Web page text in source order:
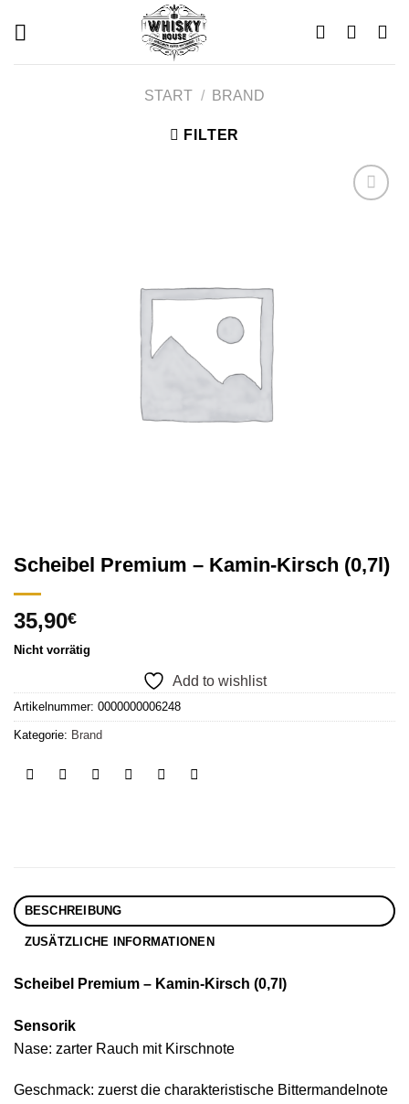
START / BRAND
FILTER
Scheibel Premium – Kamin-Kirsch (0,7l)
35,90€
Nicht vorrätig
Add to wishlist
Artikelnummer: 0000000006248
Kategorie: Brand
BESCHREIBUNG
ZUSÄTZLICHE INFORMATIONEN
Scheibel Premium – Kamin-Kirsch (0,7l)
Sensorik
Nase: zarter Rauch mit Kirschnote
Geschmack: zuerst die charakteristische Bittermandelnote